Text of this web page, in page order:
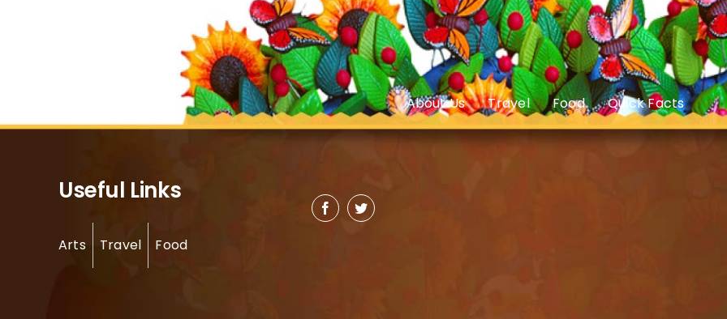
About Us Travel Food Quick Facts
Useful Links
Arts Travel Food